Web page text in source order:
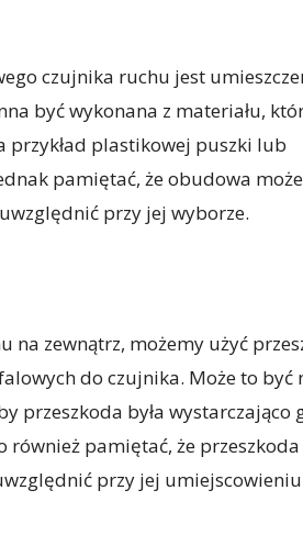
czujnika ruchu jest
być wykonana z materiału,
przykład plastikowej puszki lub
pamiętać, że obudowa może
przy jej wyborze.
na zewnątrz, możemy użyć
do czujnika. Może to być
przeszkoda była wystarczająco
pamiętać, że
przy jej